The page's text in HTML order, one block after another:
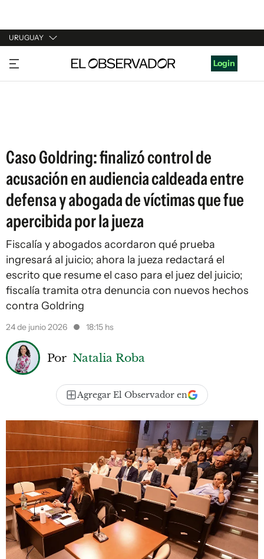
URUGUAY
URUGUAY
ARGENTINA
Login
Caso Goldring: finalizó control de
acusación en audiencia caldeada entre
defensa y abogada de víctimas que fue
apercibida por la jueza
Fiscalía y abogados acordaron qué prueba
ingresará al juicio; ahora la jueza redactará el
escrito que resume el caso para el juez del juicio;
fiscalía tramita otra denuncia con nuevos hechos
contra Goldring
24 de junio 2026 18:15 hs
Por Natalia Roba
Agregar El Observador en